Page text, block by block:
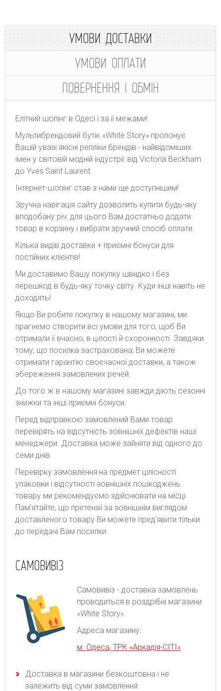
УМОВИ ДОСТАВКИ
УМОВИ ОПЛАТИ
ПОВЕРНЕННЯ І ОБМІН
Елітний шопінг в Одесі і за її межами!
Мультибрендовий бутік «White Story» пропонує
Вашій увазі якісні репліки брендів - найвідоміших
імен у світовій модній індустрії: від Victoria Beckham
до Yves Saint Laurent.
Інтернет-шопінг став з нами ще доступнішим!
Зручна навігація сайту дозволить купити будь-яку
вподобану річ: для цього Вам достатньо додати
товар в корзину і вибрати зручний спосіб оплати.
Кілька видів доставки + приємні бонуси для
постійних клієнтів!
Ми доставимо Вашу покупку швидко і без
перешкод в будь-яку точку світу. Куди інші навіть не
доходять!
Якщо Ви робите покупку в нашому магазині, ми
прагнемо створити всі умови для того, щоб Ви
отримали її вчасно, в цілості й схоронності. Завдяки
тому, що посилка застрахована, Ви можете
отримати гарантію своєчасної доставки, а також
збереження замовлених речей.
До того ж в нашому магазині завжди діють сезонні
знижки та інші приємні бонуси.
Перед відправкою замовлений Вами товар
перевірять на відсутність зовнішніх дефектів наші
менеджери. Доставка може зайняти від одного до
семи днів.
Перевірку замовлення на предмет цілісності
упаковки і відсутності зовнішніх пошкоджень
товару ми рекомендуємо здійснювати на місці.
Пам'ятайте, що претензії за зовнішнім виглядом
доставленого товару Ви можете пред'явити тільки
до передачі Вам посилки.
САМОВИВІЗ
Самовивіз - доставка замовлень
проводиться в роздрібні магазини
«White Story».
Адреса магазину:
м. Одеса, ТРК «Аркадія-СІТІ»
Доставка в магазини безкоштовна і не
залежить від суми замовлення.